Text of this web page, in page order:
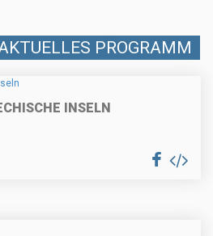
PROGRAMM
INSELN